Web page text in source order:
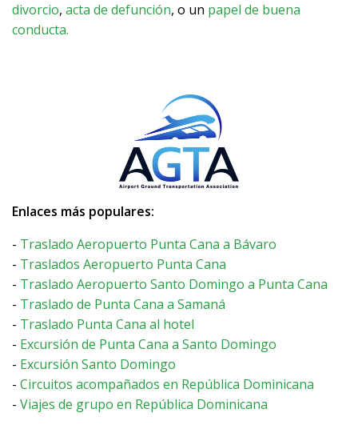
divorcio, acta de defunción, o un papel de buena
conducta.
Enlaces más populares:
- Traslado Aeropuerto Punta Cana a Bávaro
- Traslados Aeropuerto Punta Cana
- Traslado Aeropuerto Santo Domingo a Punta Cana
- Traslado de Punta Cana a Samaná
- Traslado Punta Cana al hotel
- Excursión de Punta Cana a Santo Domingo
- Excursión Santo Domingo
- Circuitos acompañados en República Dominicana
- Viajes de grupo en República Dominicana